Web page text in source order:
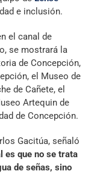
e inclusión.
el canal de
se mostrará la
de Concepción,
el Museo de
de Cañete, el
Artequin de
de Concepción.
Gacitúa, señaló
es que no se trata
de señas, sino